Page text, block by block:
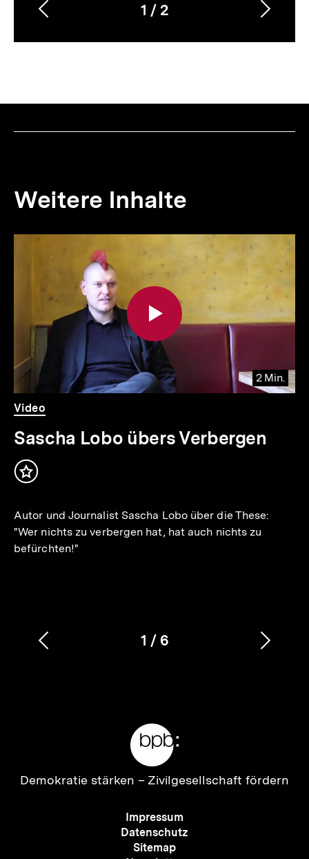
Karussellinhalt
1
von
/ 2
Vorherigen
Inhalt
Inhalt
Weitere Inhalte
Inhaltskarousell
Inhaltskarussell
überspringen
2 Min.
Video
Dauer
2
Min.
Video
Sascha Lobo übers Verbergen
Inhalt
Autor und Journalist Sascha Lobo über die These:
"Wer nichts zu verbergen hat, hat auch nichts zu
befürchten!"
Karussellinhalt
1
von
/ 6
Vorherigen
Zur
Demokratie stärken – Zivilgesellschaft fördern
Meta-
Navigation
Impressum
Datenschutz
Sitemap